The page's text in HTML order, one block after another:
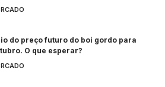
do preço futuro do boi gordo para
O que esperar?